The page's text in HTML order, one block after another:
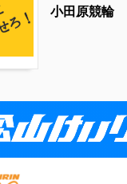
小田原競輪